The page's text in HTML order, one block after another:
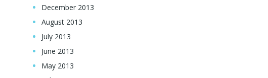
December 2013
August 2013
July 2013
June 2013
May 2013